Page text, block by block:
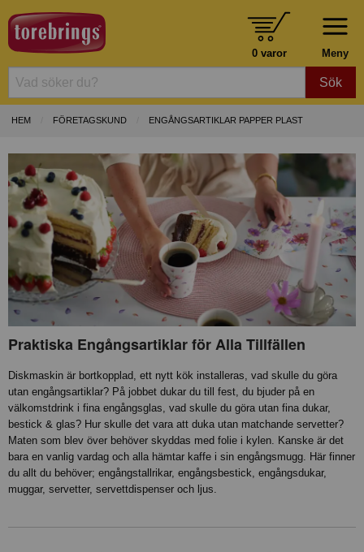
Meny
0 varor
Sök
HEM FÖRETAGSKUND ENGÅNGSARTIKLAR PAPPER PLAST
Praktiska Engångsartiklar för Alla Tillfällen
Diskmaskin är bortkopplad, ett nytt kök installeras, vad skulle du göra
utan engångsartiklar? På jobbet dukar du till fest, du bjuder på en
välkomstdrink i fina engångsglas, vad skulle du göra utan fina dukar,
bestick & glas? Hur skulle det vara att duka utan matchande servetter?
Maten som blev över behöver skyddas med folie i kylen. Kanske är det
bara en vanlig vardag och alla hämtar kaffe i sin engångsmugg. Här finner
du allt du behöver; engångstallrikar, engångsbestick, engångsdukar,
muggar, servetter, servettdispenser och ljus.